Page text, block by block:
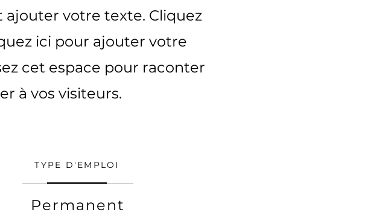
ajouter votre texte. Cliquez
ici pour ajouter votre
cet espace pour raconter
à vos visiteurs.
TYPE D'EMPLOI
Permanent